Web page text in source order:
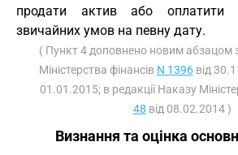
продати актив або оплатити
звичайних умов на певну дату.
( Пункт 4 доповнено новим абзацом
Міністерства фінансів N 1396від
01.01.2015; в редакції Наказу
48 від 08.02.2014 )
Визнання та оцінка